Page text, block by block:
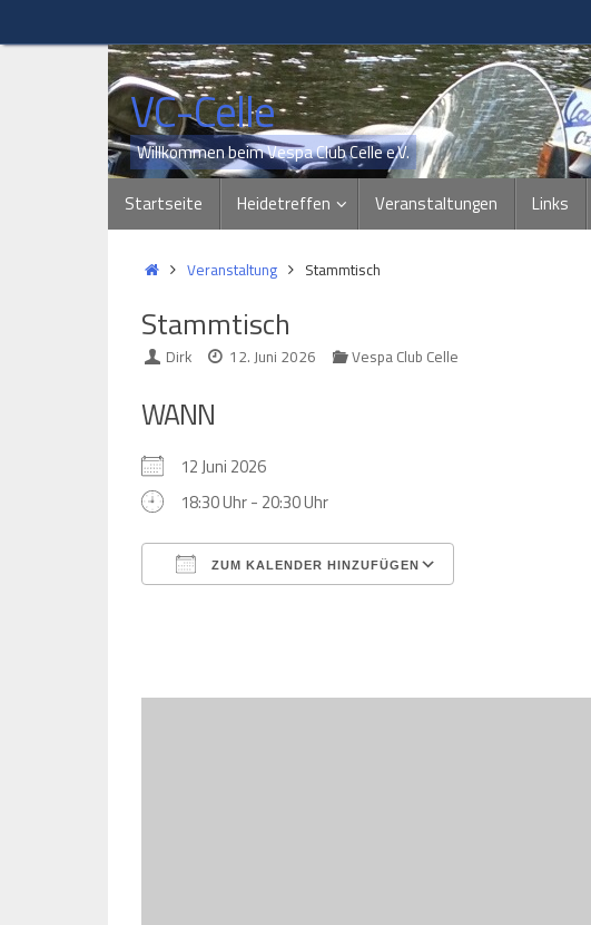
Inhalt
VC-Celle
Willkommen beim Vespa Club Celle e.V.
Inhalt
springen
Startseite Heidetreffen Veranstaltungen Links
StartVeranstaltung Stammtisch
Stammtisch
Dirk 12. Juni 2026 Vespa Club Celle
WANN
12 Juni 2026
18:30 Uhr - 20:30 Uhr
ZUM KALENDER HINZUFÜGEN